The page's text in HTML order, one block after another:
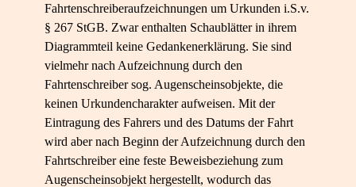
Fahrtenschreiberaufzeichnungen um Urkunden i.S.v.
§ 267 StGB. Zwar enthalten Schaublätter in ihrem
Diagrammteil keine Gedankenerklärung. Sie sind
vielmehr nach Aufzeichnung durch den
Fahrtenschreiber sog. Augenscheinsobjekte, die
keinen Urkundencharakter aufweisen. Mit der
Eintragung des Fahrers und des Datums der Fahrt
wird aber nach Beginn der Aufzeichnung durch den
Fahrtschreiber eine feste Beweisbeziehung zum
Augenscheinsobjekt hergestellt, wodurch das